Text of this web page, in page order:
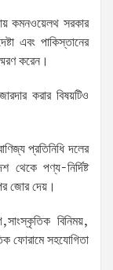
কমনওয়েলথ সরকার
এবং পাকিস্তানের
করেন।
করার বিষয়টিও
প্রতিনিধি দলের
থেকে পণ্য-নির্দিষ্ট
জোর দেয়।
বিনিময়,
ফোরামে সহযোগিতা